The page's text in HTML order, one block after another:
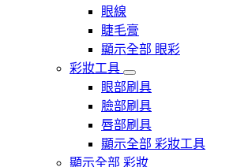
眼線
睫毛膏
顯示全部 眼彩
彩妝工具
眼部刷具
臉部刷具
唇部刷具
顯示全部 彩妝工具
顯示全部 彩妝